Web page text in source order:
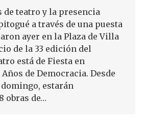
de teatro y la presencia
a través de una puesta
ayer en la Plaza de Villa
de la 33 edición del
está de Fiesta en
de Democracia. Desde
estarán
obras de…